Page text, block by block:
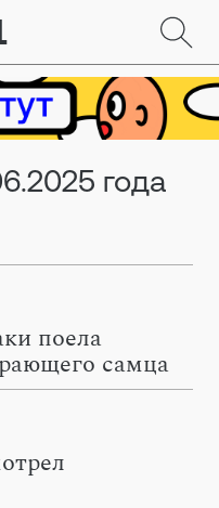
года
поела
самца